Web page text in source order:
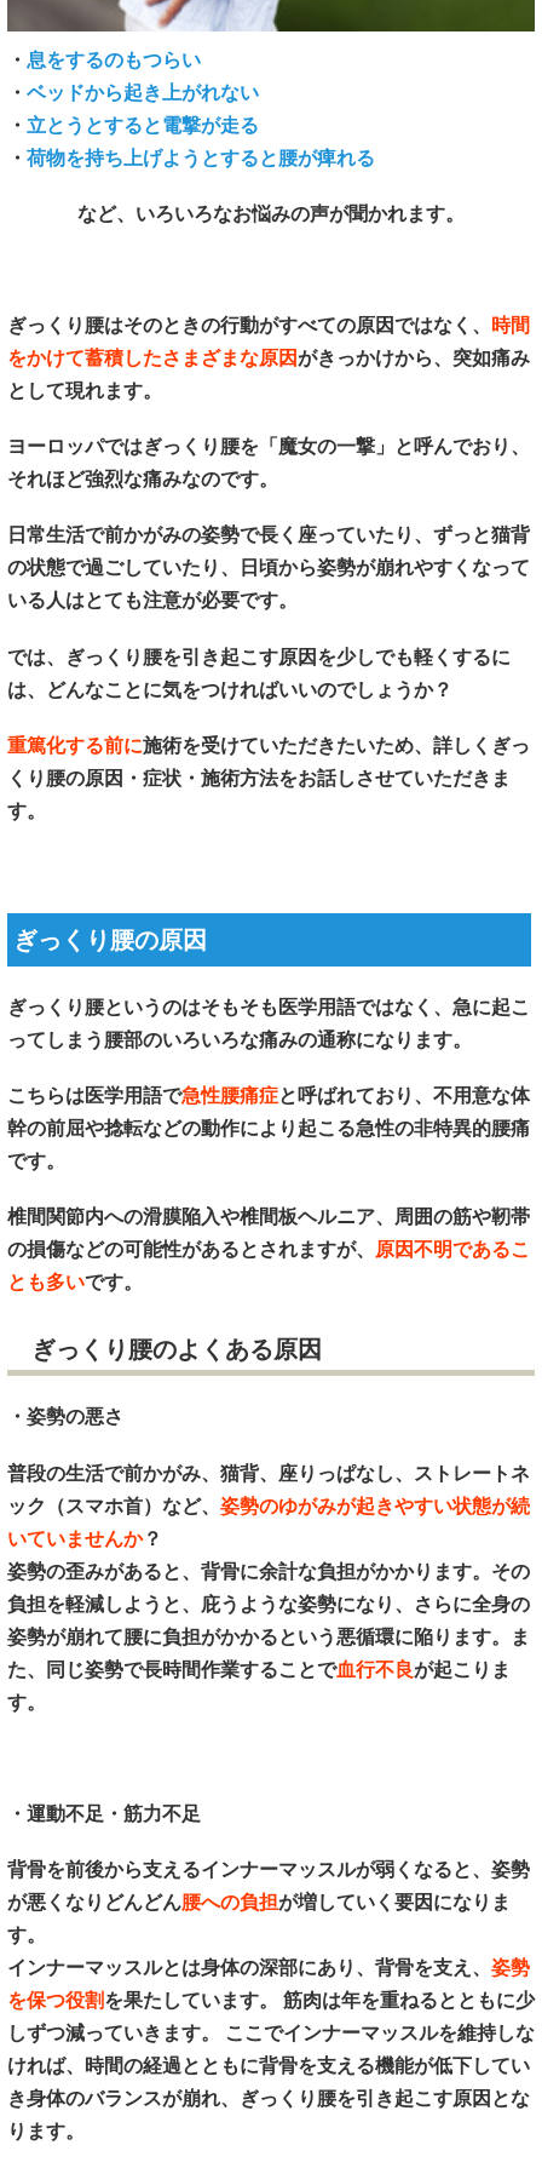
・ 息をするのもつらい
・ ベッドから起き上がれない
・ 立とうとすると電撃が走る
・ 荷物を持ち上げようとすると腰が痺れる
など、いろいろなお悩みの声が聞かれます。
ぎっくり腰はそのときの行動がすべての原因ではなく、
時間
をかけて蓄積したさまざまな原因がきっかけから、突如痛み
として現れます。
ヨーロッパではぎっくり腰を「魔女の一撃」と呼んでおり、
それほど強烈な痛みなのです。
日常生活で前かがみの姿勢で長く座っていたり、ずっと猫背
の状態で過ごしていたり、日頃から姿勢が崩れやすくなって
いる人はとても注意が必要です。
では、ぎっくり腰を引き起こす原因を少しでも軽くするに
は、どんなことに気をつければいいのでしょうか？
重篤化する前に施術を受けていただきたいため、詳しくぎっ
くり腰の原因・症状・施術方法をお話しさせていただきま
す。
ぎっくり腰の原因
ぎっくり腰というのはそもそも医学用語ではなく、急に起こ
ってしまう腰部のいろいろな痛みの通称になります。
こちらは医学用語で急性腰痛症と呼ばれており、不用意な体
幹の前屈や捻転などの動作により起こる急性の非特異的腰痛
です。
椎間関節内への滑膜陥入や椎間板ヘルニア、周囲の筋や靭帯
の損傷などの可能性があるとされますが、
原因不明であるこ
とも多いです。
ぎっくり腰のよくある原因
・姿勢の悪さ
普段の生活で前かがみ、猫背、座りっぱなし、ストレートネ
ック（スマホ首）など、 姿勢のゆがみが起きやすい状態が続
いていませんか？
姿勢の歪みがあると、背骨に余計な負担がかかります。その
負担を軽減しようと、庇うような姿勢になり、さらに全身の
姿勢が崩れて腰に負担がかかるという悪循環に陥ります。ま
た、同じ姿勢で長時間作業することで血行不良が起こりま
す。
・運動不足・筋力不足
背骨を前後から支えるインナーマッスルが弱くなると、姿勢
が悪くなりどんどん腰への負担が増していく要因になりま
す。
インナーマッスルとは身体の深部にあり、背骨を支え、 姿勢
を保つ役割を果たしています。 筋肉は年を重ねるとともに少
しずつ減っていきます。 ここでインナーマッスルを維持しな
ければ、時間の経過とともに背骨を支える機能が低下してい
き身体のバランスが崩れ、ぎっくり腰を引き起こす原因とな
ります。